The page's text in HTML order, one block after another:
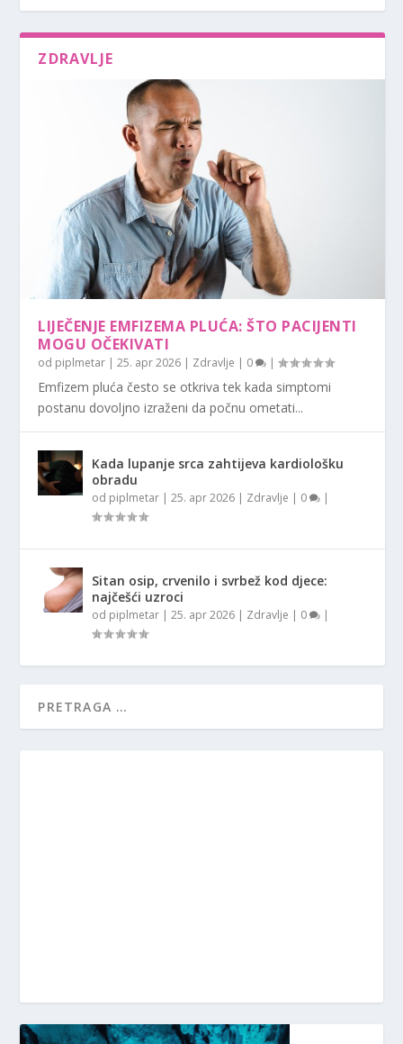
ZDRAVLJE
LIJEČENJE EMFIZEMA PLUĆA: ŠTO PACIJENTI
MOGU OČEKIVATI
od piplmetar |25. apr 2026 | Zdravlje | 0 |
Emfizem pluća često se otkriva tek kada simptomi
postanu dovoljno izraženi da počnu ometati...
Kada lupanje srca zahtijeva kardiološku
obradu
od piplmetar |25. apr 2026 | Zdravlje | 0 |
Sitan osip, crvenilo i svrbež kod djece:
najčešći uzroci
od piplmetar |25. apr 2026 | Zdravlje | 0 |